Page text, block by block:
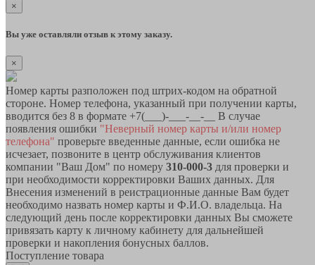
×
Вы уже оставляли отзыв к этому заказу.
×
Номер карты разположен под штрих-кодом на обратной
стороне. Номер телефона, указанный при получении карты,
вводится без 8 в формате +7(___)-___-__-__ В случае
появления ошибки "Неверный номер карты и/или номер
телефона" проверьте введенные данные, если ошибка не
исчезает, позвоните в центр обслуживания клиентов
компании "Ваш Дом" по номеру 310-000-3 для проверки и
при необходимости корректировки Ваших данных. Для
Внесения изменений в реистрационные данные Вам будет
необходимо назвать номер карты и Ф.И.О. владельца. На
следующий день после корректировки данных Вы сможете
привязать карту к личному кабинету для дальнейшей
проверки и накопления бонусных баллов.
Поступление товара